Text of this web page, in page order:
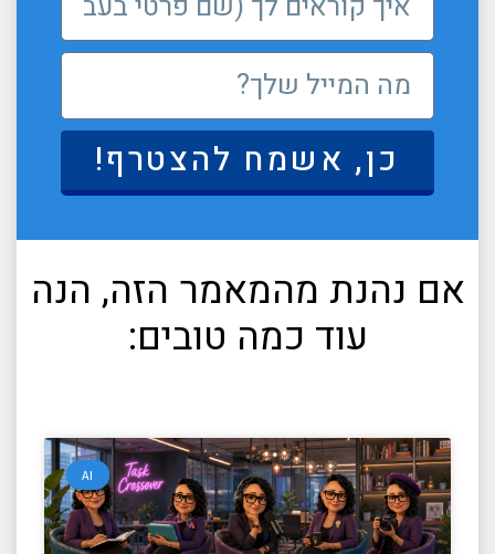
כן, אשמח להצטרף!
אם נהנת מהמאמר הזה, הנה
עוד כמה טובים:
AI